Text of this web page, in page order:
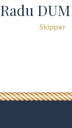
Radu
Skipper